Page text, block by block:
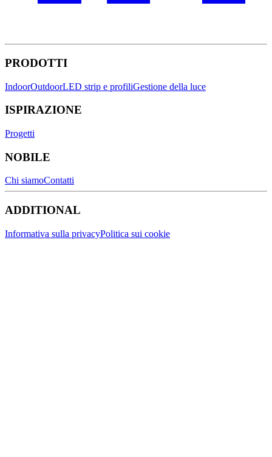
PRODOTTI
IndoorOutdoorLED strip e profiliGestione della luce
ISPIRAZIONE
Progetti
NOBILE
Chi siamoContatti
ADDITIONAL
Informativa sulla privacyPolitica sui cookie